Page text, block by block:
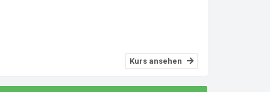
Kurs ansehen